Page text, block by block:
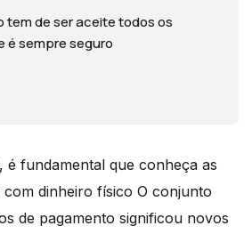
tem de ser aceite todos os
é sempre seguro
é fundamental que conheça as
dinheiro físico O conjunto
de pagamento significou novos